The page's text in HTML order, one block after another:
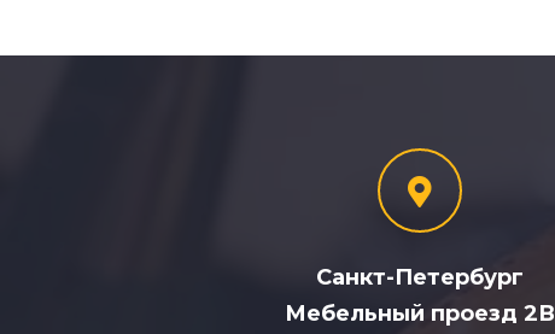
Санкт-Петербург
Мебельный проезд 2В